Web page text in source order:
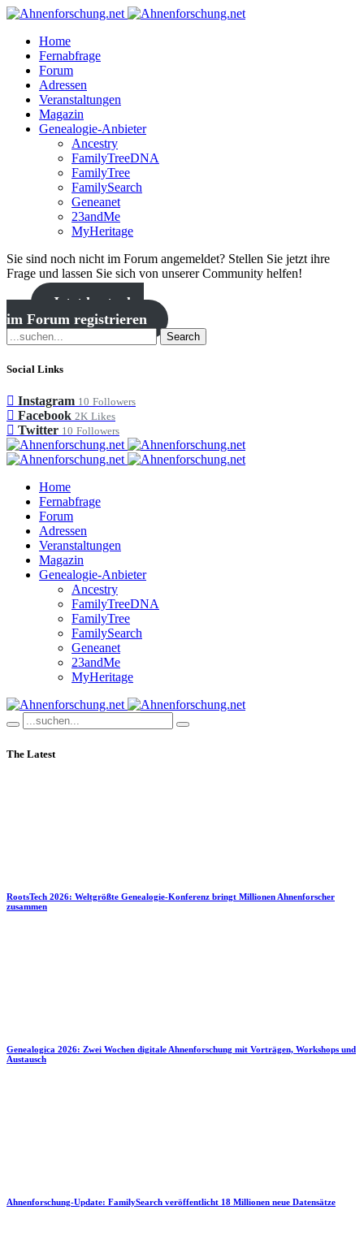
Home
Fernabfrage
Forum
Adressen
Veranstaltungen
Magazin
Genealogie-Anbieter
Ancestry
FamilyTreeDNA
FamilyTree
FamilySearch
Geneanet
23andMe
MyHeritage
Sie sind noch nicht im Forum angemeldet? Stellen Sie jetzt ihre
Frage und lassen Sie sich von unserer Community helfen!
Jetzt kostenlos
im Forum registrieren
Search
Social Links
Instagram 10 Followers
Facebook 2K Likes
Twitter 10 Followers
Home
Fernabfrage
Forum
Adressen
Veranstaltungen
Magazin
Genealogie-Anbieter
Ancestry
FamilyTreeDNA
FamilyTree
FamilySearch
Geneanet
23andMe
MyHeritage
The Latest
RootsTech 2026: Weltgrößte Genealogie-Konferenz bringt Millionen Ahnenforscher
zusammen
Genealogica 2026: Zwei Wochen digitale Ahnenforschung mit Vorträgen, Workshops und
Austausch
Ahnenforschung-Update: FamilySearch veröffentlicht 18 Millionen neue Datensätze